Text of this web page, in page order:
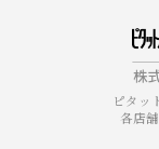
ピタッ
各店